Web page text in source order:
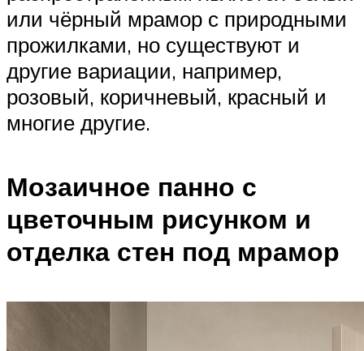
или чёрный мрамор с природными
прожилками, но существуют и
другие вариации, например,
розовый, коричневый, красный и
многие другие.
Мозаичное панно с
цветочным рисунком и
отделка стен под мрамор